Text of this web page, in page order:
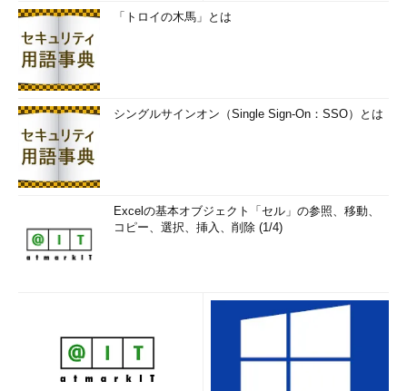
「トロイの木馬」とは
シングルサインオン（Single Sign-On：SSO）とは
Excelの基本オブジェクト「セル」の参照、移動、
コピー、選択、挿入、削除 (1/4)